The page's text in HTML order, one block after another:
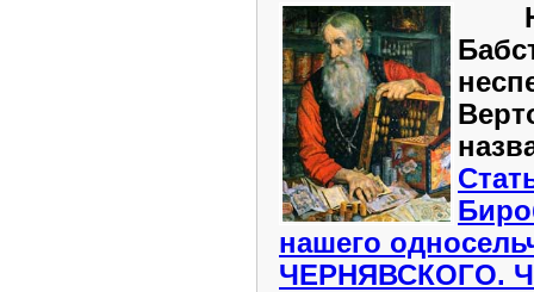
нашего
ЧЕРНЯВСКОГО.